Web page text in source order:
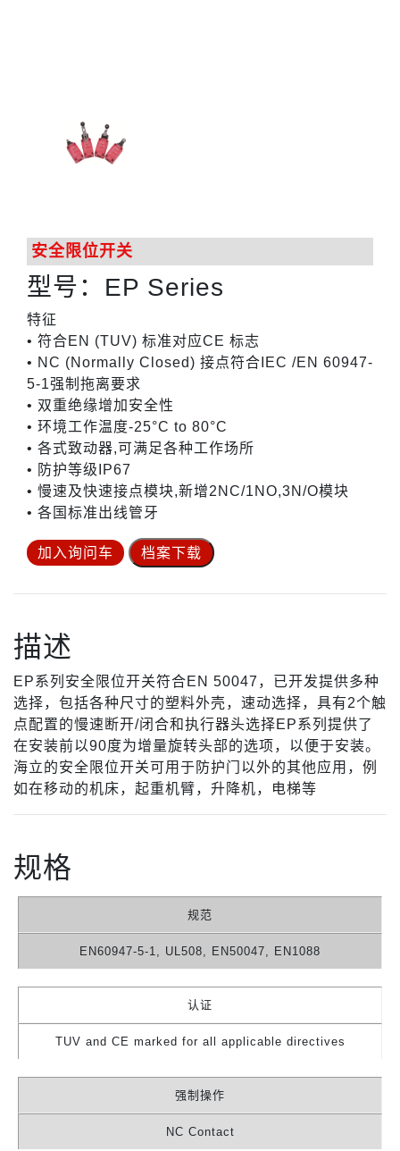
安全限位开关
型号：EP Series
特征
• 符合EN (TUV) 标准对应CE 标志
• NC (Normally Closed) 接点符合IEC /EN 60947-
5-1强制拖离要求
• 双重绝缘增加安全性
• 环境工作温度-25°C to 80°C
• 各式致动器,可满足各种工作场所
• 防护等级IP67
• 慢速及快速接点模块,新增2NC/1NO,3N/O模块
• 各国标准出线管牙
加入询问车 档案下载
描述
EP系列安全限位开关符合EN 50047，已开发提供多种
选择，包括各种尺寸的塑料外壳，速动选择，具有2个触
点配置的慢速断开/闭合和执行器头选择EP系列提供了
在安装前以90度为增量旋转头部的选项，以便于安装。
海立的安全限位开关可用于防护门以外的其他应用，例
如在移动的机床，起重机臂，升降机，电梯等
规格
规范
EN60947-5-1, UL508, EN50047, EN1088
认证
TUV and CE marked for all applicable directives
强制操作
NC Contact